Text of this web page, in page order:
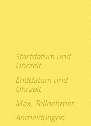
Startdatum und
Uhrzeit
Enddatum und
Uhrzeit
Max. Teilnehmer
Anmeldungen